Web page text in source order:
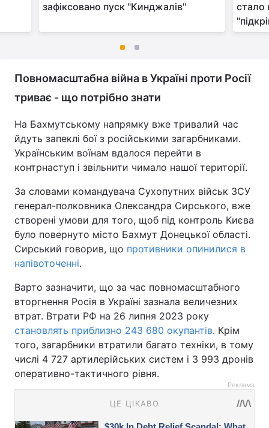
зафіксовано пуск "Кинджалів"
стало
Повномасштабна війна в Україні проти Росії
триває - що потрібно знати
На Бахмутському напрямку вже тривалий час
йдуть запеклі бої з російськими загарбниками.
Українським воїнам вдалося перейти в
контрнаступ і звільнити чимало нашої території.
За словами командувача Сухопутних військ ЗСУ
генерал-полковника Олександра Сирського, вже
створені умови для того, щоб під контроль Києва
було повернуто місто Бахмут Донецької області.
Сирський говорив, що противники опинилися в
напівоточенні.
Варто зазначити, що за час повномасштабного
вторгнення Росія в Україні зазнала величезних
втрат. Втрати РФ на 26 липня 2023 року
становлять приблизно 243 680 окупантів. Крім
того, загарбники втратили багато техніки, в тому
числі 4 727 артилерійських систем і 3 993 дронів
оперативно-тактичного рівня.
Реклама